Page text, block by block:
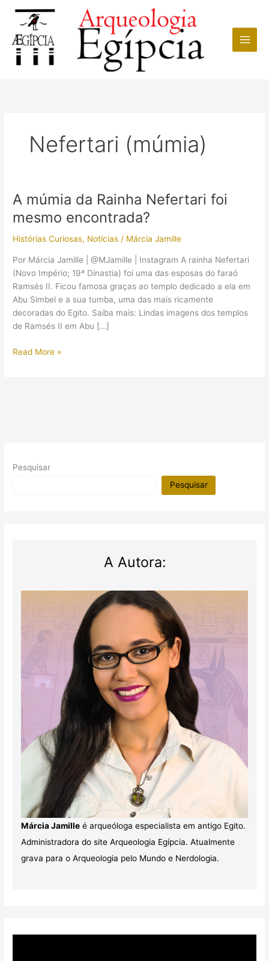
conteúdo
Nefertari (múmia)
A múmia da Rainha Nefertari foi
mesmo encontrada?
Histórias Curiosas, Notícias / Márcia Jamille
Por Márcia Jamille | @MJamille | Instagram A rainha Nefertari
(Novo Império; 19ª Dinastia) foi uma das esposas do faraó
Ramsés II. Ficou famosa graças ao templo dedicado a ela em
Abu Simbel e a sua tumba, uma das mais ricamente
decoradas do Egito. Saiba mais: Lindas imagens dos templos
de Ramsés II em Abu […]
A
Read More »
Pesquisar
Pesquisar
A Autora:
Márcia Jamilleé arqueóloga especialista em antigo Egito.
Administradora do site Arqueologia Egípcia. Atualmente
grava para o Arqueologia pelo Mundo e Nerdologia.